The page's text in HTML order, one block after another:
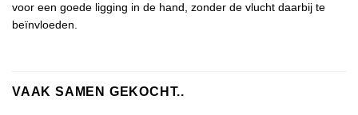
voor een goede ligging in de hand, zonder de vlucht daarbij te
beïnvloeden.
VAAK SAMEN GEKOCHT..